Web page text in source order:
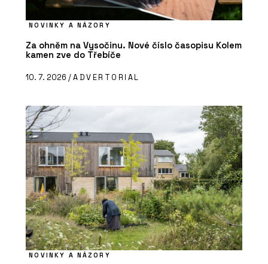
NOVINKY A NÁZORY
Za ohněm na Vysočinu. Nové číslo časopisu Kolem
kamen zve do Třebíče
10. 7. 2026 /ADVERTORIAL
NOVINKY A NÁZORY